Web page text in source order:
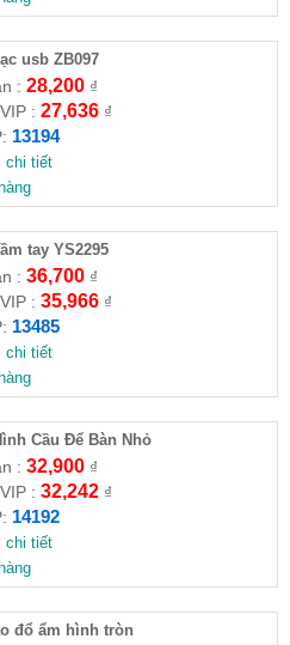
usb ZB097
: 28,200₫
: 27,636₫
13194
tiết
tay YS2295
: 36,700₫
: 35,966₫
13485
tiết
Cầu Để Bàn Nhỏ
: 32,900₫
: 32,242₫
14192
tiết
đổ ẩm hình tròn